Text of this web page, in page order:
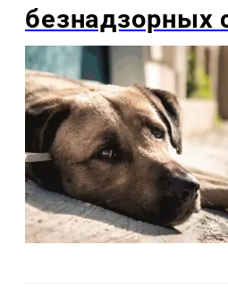
безнадзорных